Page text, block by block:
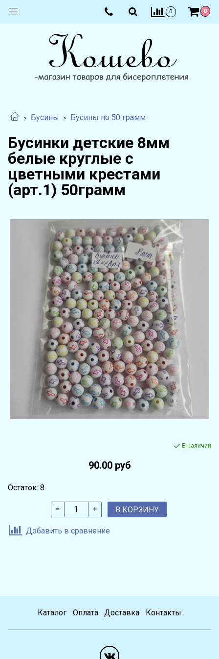
0 0
Бусины Бусины по 50 грамм
Бусинки детские 8мм
белые круглые с
цветными крестами
(арт.1) 50грамм
В наличии
90.00 руб
Остаток: 8
В КОРЗИНУ
Добавить в сравнение
Каталог Оплата Доставка Контакты